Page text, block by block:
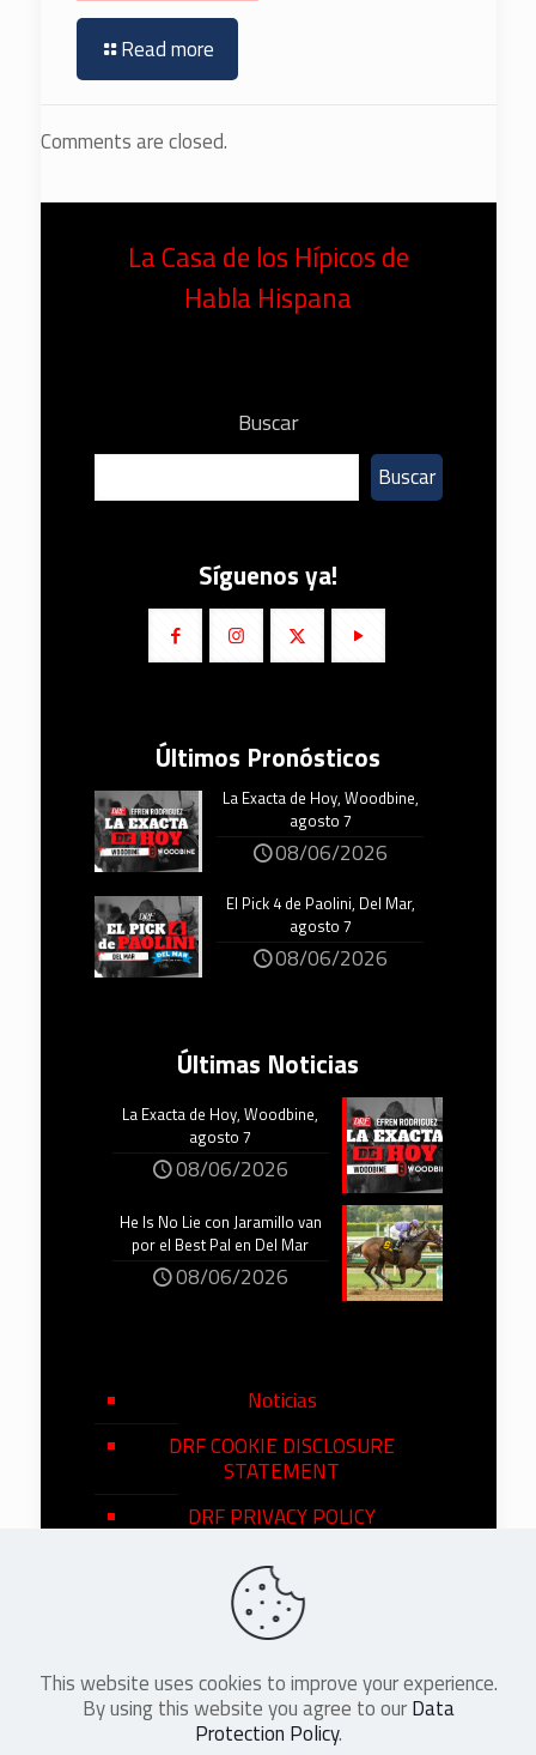
Read more
Comments are closed.
La Casa de los Hípicos de
Habla Hispana
Buscar
Buscar
Síguenos ya!
Últimos Pronósticos
La Exacta de Hoy, Woodbine,
agosto 7
08/06/2026
El Pick 4 de Paolini, Del Mar,
agosto 7
08/06/2026
Últimas Noticias
La Exacta de Hoy, Woodbine,
agosto 7
08/06/2026
He Is No Lie con Jaramillo van
por el Best Pal en Del Mar
08/06/2026
Noticias
DRF COOKIE DISCLOSURE
STATEMENT
DRF PRIVACY POLICY
©2026DRF en Español. All Rights
Reserved
This website uses cookies to improve your experience.
By using this website you agree to ourData
Protection Policy.